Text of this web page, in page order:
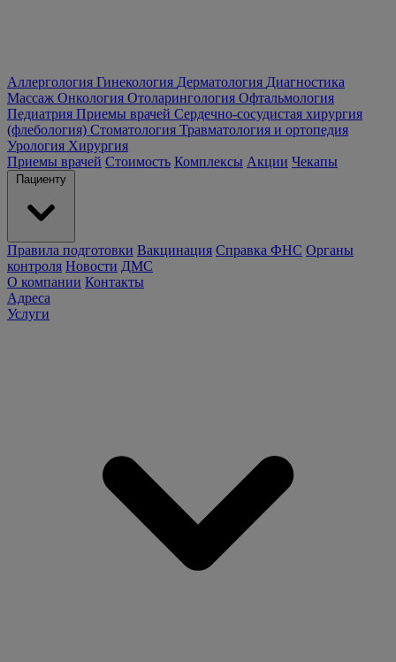
Аллергология Гинекология Дерматология Диагностика
Массаж Онкология Отоларингология Офтальмология
Педиатрия Приемы врачей Сердечно-сосудистая хирургия
(флебология) Стоматология Травматология и ортопедия
Урология Хирургия
Приемы врачей Стоимость Комплексы Акции Чекапы
Пациенту
Правила подготовки Вакцинация Справка ФНС Органы
контроля Новости ДМС
О компании Контакты
Адреса
Услуги